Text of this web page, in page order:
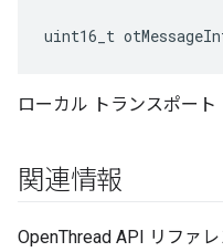
uint16_t
ローカル トランスポート
関連情報
OpenThread API リファ